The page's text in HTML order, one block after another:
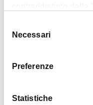
per ricevere maggiori
delNecessari
Preferenze
Statistiche
Tassi di assenza
Ultimo
dall’art. 16,